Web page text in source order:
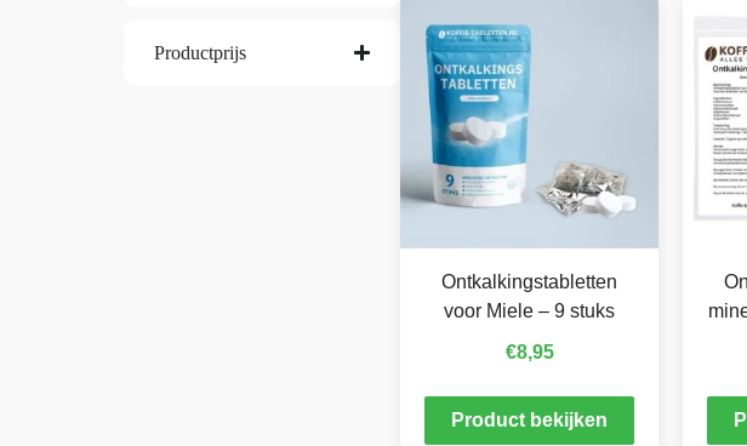
Productprijs
Ontkalkingstabletten
voor Miele – 9 stuks
€8,95
Product bekijken